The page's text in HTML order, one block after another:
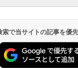
で当サイトの記事を優